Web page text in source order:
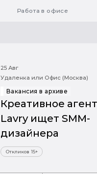
Работа в офисе
25 Авг
Удаленка или Офис (Москва)
Вакансия в архиве
Креативное
Lavry ищет SMM-
дизайнера
Откликов 15+